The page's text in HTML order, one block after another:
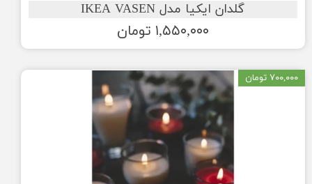
گلدان ایکیا مدل IKEA VASEN
۱,۵۵۰,۰۰۰ تومان
۷۰۰,۰۰۰ تومان